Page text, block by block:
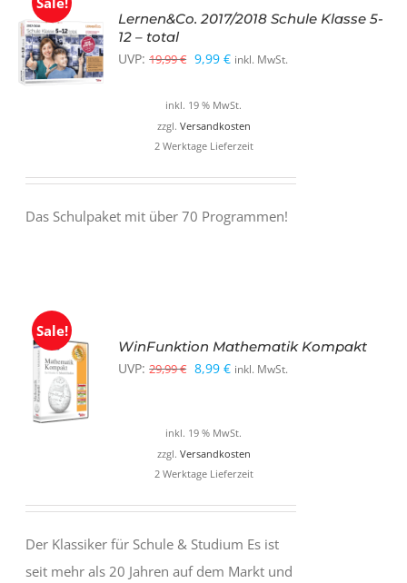
IN DEN
WARENKORB
Lernen&Co. 2017/2018 Schule Klasse 5-
12 – total
UVP: 19,99€ Ursprünglicher
war:
19,99 €
9,99€Aktueller
ist:
9,99 €.
inkl. MwSt.
inkl. 19 % MwSt.
zzgl. Versandkosten
2 Werktage Lieferzeit
Das Schulpaket mit über 70 Programmen!
Sale!
WARENKORB
WinFunktion Mathematik Kompakt
UVP: 29,99€ Ursprünglicher
8,99€Aktueller
inkl. MwSt.
inkl. 19 % MwSt.
zzgl. Versandkosten
2 Werktage Lieferzeit
Der Klassiker für Schule & Studium Es ist
seit mehr als 20 Jahren auf dem Markt und